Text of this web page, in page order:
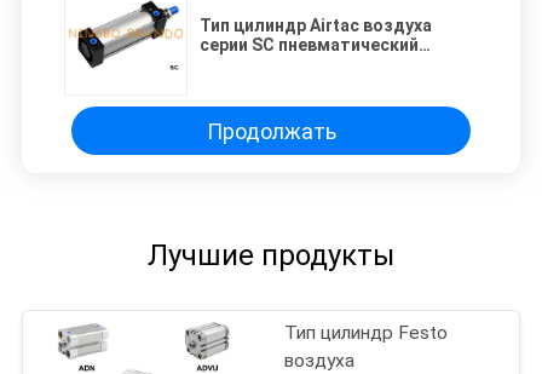
Тип цилиндр Airtac воздуха
серии SC пневматический
Продолжать
Лучшие продукты
Тип цилиндр Festo
воздуха